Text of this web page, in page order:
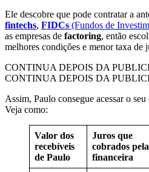
Ele descobre que pode contratar a
fintechs, FIDCs (Fundos de
as empresas de factoring, então
melhores condições e menor taxa de
CONTINUA DEPOIS DA
CONTINUA DEPOIS DA
Assim, Paulo consegue acessar o
Veja como:
Valor dos
recebíveis
de Paulo
Juros que
cobrados pela
financeira